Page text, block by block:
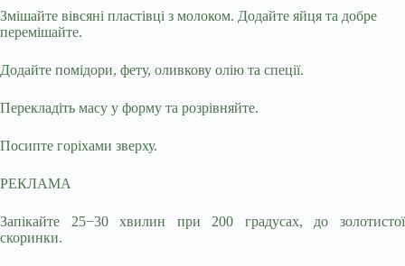
Змішайте вівсяні пластівці з молоком. Додайте яйця та добре
перемішайте.
Додайте помідори, фету, оливкову олію та спеції.
Перекладіть масу у форму та розрівняйте.
Посипте горіхами зверху.
РЕКЛАМА
Запікайте 25−30 хвилин при 200 градусах, до золотистої
скоринки.